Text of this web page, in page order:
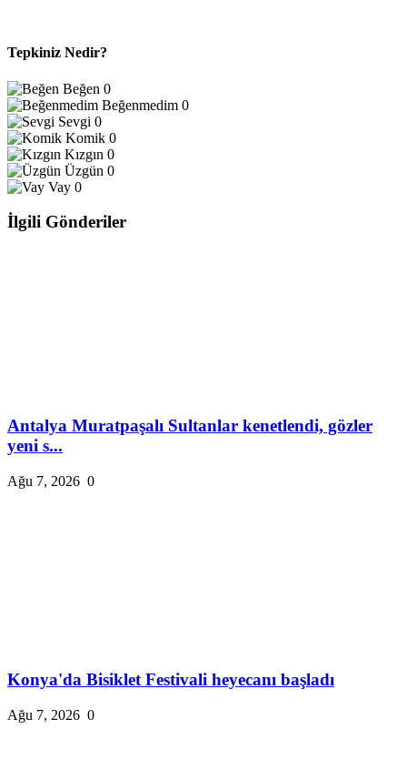
Tepkiniz Nedir?
Beğen 0
Beğenmedim 0
Sevgi 0
Komik 0
Kızgın 0
Üzgün 0
Vay 0
İlgili Gönderiler
Antalya Muratpaşalı Sultanlar kenetlendi, gözler
yeni s...
Ağu 7, 2026 0
Konya'da Bisiklet Festivali heyecanı başladı
Ağu 7, 2026 0